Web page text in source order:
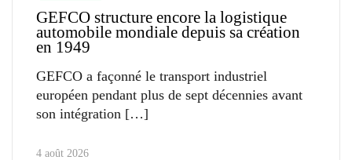
GEFCO structure encore la logistique
automobile mondiale depuis sa création
en 1949
GEFCO a façonné le transport industriel
européen pendant plus de sept décennies avant
son intégration
4 août 2026